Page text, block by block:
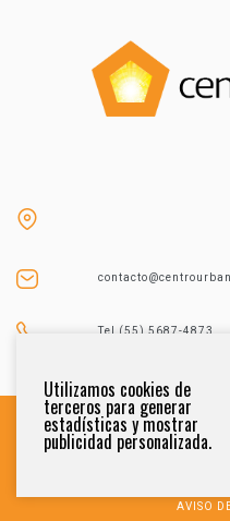
Tel (55) 5687-4873
AVISO
Utilizamos cookies de
terceros para generar
estadísticas y mostrar
publicidad personalizada.